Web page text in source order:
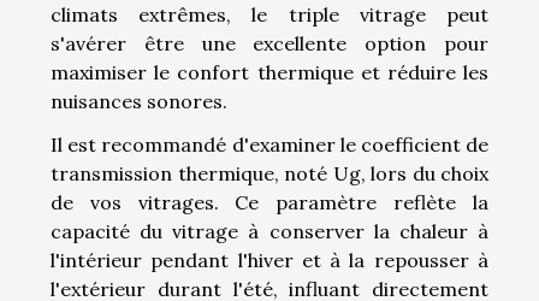
climats extrêmes, le triple vitrage peut
s'avérer être une excellente option pour
maximiser le confort thermique et réduire les
nuisances sonores.
Il est recommandé d'examiner le coefficient de
transmission thermique, noté Ug, lors du choix
de vos vitrages. Ce paramètre reflète la
capacité du vitrage à conserver la chaleur à
l'intérieur pendant l'hiver et à la repousser à
l'extérieur durant l'été, influant directement